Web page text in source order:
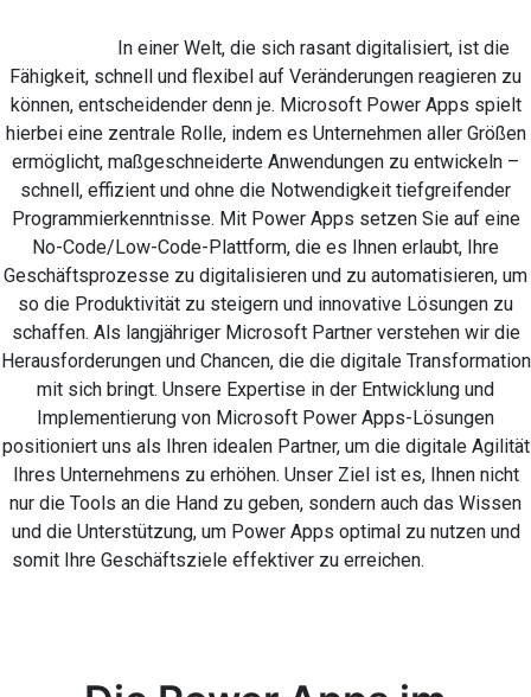
In einer Welt, die sich rasant digitalisiert, ist die
Fähigkeit, schnell und flexibel auf Veränderungen reagieren zu
können, entscheidender denn je. Microsoft Power Apps spielt
hierbei eine zentrale Rolle, indem es Unternehmen aller Größen
ermöglicht, maßgeschneiderte Anwendungen zu entwickeln –
schnell, effizient und ohne die Notwendigkeit tiefgreifender
Programmierkenntnisse. Mit Power Apps setzen Sie auf eine
No-Code/Low-Code-Plattform, die es Ihnen erlaubt, Ihre
Geschäftsprozesse zu digitalisieren und zu automatisieren, um
so die Produktivität zu steigern und innovative Lösungen zu
schaffen. Als langjähriger Microsoft Partner verstehen wir die
Herausforderungen und Chancen, die die digitale Transformation
mit sich bringt. Unsere Expertise in der Entwicklung und
Implementierung von Microsoft Power Apps-Lösungen
positioniert uns als Ihren idealen Partner, um die digitale Agilität
Ihres Unternehmens zu erhöhen. Unser Ziel ist es, Ihnen nicht
nur die Tools an die Hand zu geben, sondern auch das Wissen
und die Unterstützung, um Power Apps optimal zu nutzen und
somit Ihre Geschäftsziele effektiver zu erreichen.